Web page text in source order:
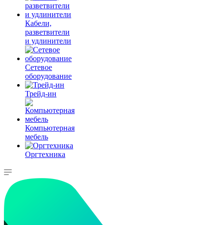
Кабели,
разветвители
и удлинители
Сетевое
оборудование
Трейд-ин
Компьютерная
мебель
Оргтехника